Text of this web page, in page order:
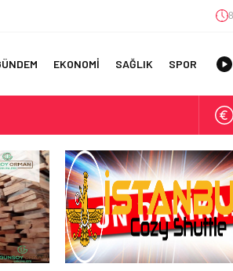
EKONOMİ SAĞLIK SPOR
Bulma Deneyimini Sadeleştirin
ve Modern Tasarım Önerileri
Başarısı Nasıl Sağlanır?
of Istanbul Transfer Services
Sağlayın
Guide Awaits